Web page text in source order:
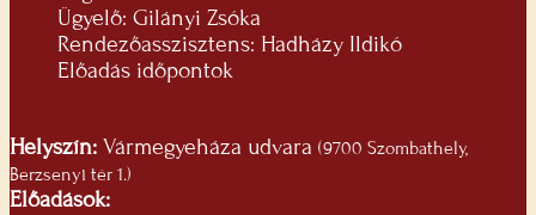
Ügyelő: Gilányi Zsóka
Rendezőasszisztens: Hadházy Ildikó
Előadás időpontok
Helyszín: Vármegyeháza udvara (9700 Szombathely,
Berzsenyi tér 1.)
Előadások: